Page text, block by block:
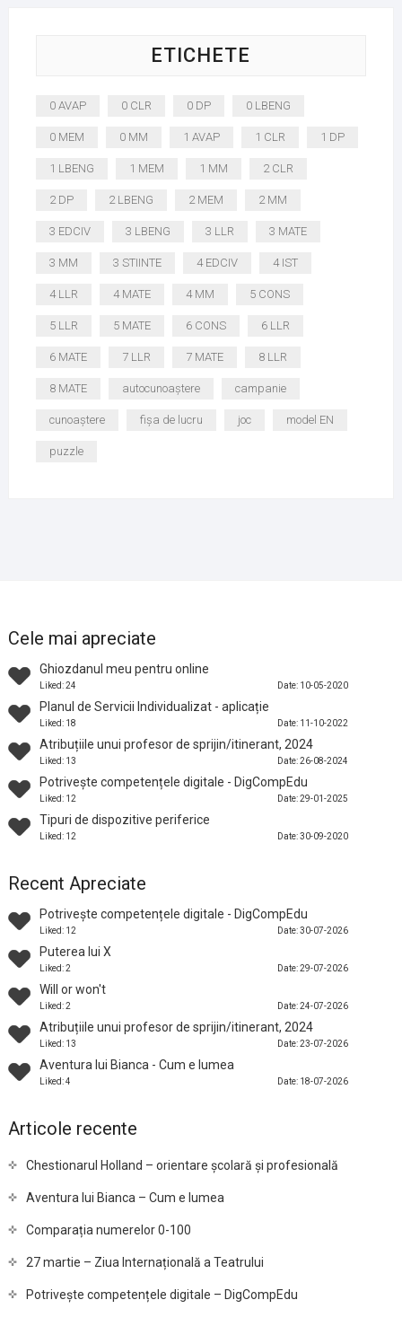
ETICHETE
0 AVAP 0 CLR 0 DP 0 LBENG
0 MEM 0 MM 1 AVAP 1 CLR 1 DP
1 LBENG 1 MEM 1 MM 2 CLR
2 DP 2 LBENG 2 MEM 2 MM
3 EDCIV 3 LBENG 3 LLR 3 MATE
3 MM 3 STIINTE 4 EDCIV 4 IST
4 LLR 4 MATE 4 MM 5 CONS
5 LLR 5 MATE 6 CONS 6 LLR
6 MATE 7 LLR 7 MATE 8 LLR
8 MATE autocunoaștere campanie
cunoaștere fișa de lucru joc model EN
puzzle
Cele mai apreciate
Ghiozdanul meu pentru online
Liked: 24 Date: 10-05-2020
Planul de Servicii Individualizat - aplicație
Liked: 18 Date: 11-10-2022
Atribuțiile unui profesor de sprijin/itinerant, 2024
Liked: 13 Date: 26-08-2024
Potrivește competențele digitale - DigCompEdu
Liked: 12 Date: 29-01-2025
Tipuri de dispozitive periferice
Liked: 12 Date: 30-09-2020
Recent Apreciate
Potrivește competențele digitale - DigCompEdu
Liked: 12 Date: 30-07-2026
Puterea lui X
Liked: 2 Date: 29-07-2026
Will or won't
Liked: 2 Date: 24-07-2026
Atribuțiile unui profesor de sprijin/itinerant, 2024
Liked: 13 Date: 23-07-2026
Aventura lui Bianca - Cum e lumea
Liked: 4 Date: 18-07-2026
Articole recente
Chestionarul Holland – orientare școlară și profesională
Aventura lui Bianca – Cum e lumea
Comparația numerelor 0-100
27 martie – Ziua Internațională a Teatrului
Potrivește competențele digitale – DigCompEdu